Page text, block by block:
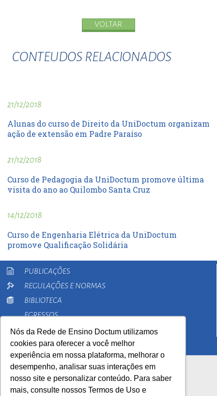
Nós da Rede de Ensino Doctum utilizamos
cookies para oferecer a você melhor
experiência em nossa plataforma, melhorar o
desempenho, analisar suas interações em
nosso site e personalizar conteúdo. Para saber
mais, consulte nossos Termos de Uso e
VOLTAR
CONTEUDOS RELACIONADOS
21/12/2018
Alunas do curso de Direito da UniDoctum organizam
ação de extensão em Padre Paraíso
21/12/2018
Curso de Pedagogia da UniDoctum promove última
visita do ano ao Quilombo Santa Cruz
14/12/2018
Curso de Engenharia Elétrica da UniDoctum
promove Qualificação Solidária
PUBLICAÇÕES
REGULAÇÕES E NORMAS
BIBLIOTECA
EGRESSOS
PESQUISA
EXTENSÃO